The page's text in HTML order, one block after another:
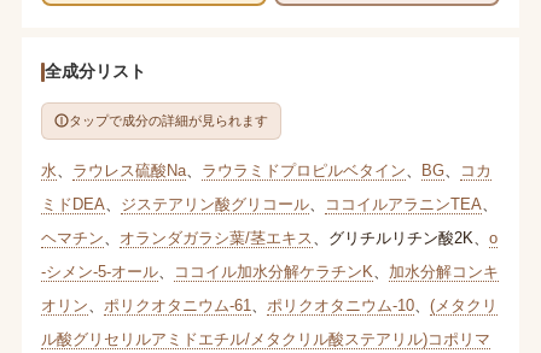
全成分リスト
タップで成分の詳細が見られます
水 ラウレス硫酸Na、 ラウラミドプロピルベタイン BG、
コカ
ミドDEA
ジステアリン酸グリコール、 ココイルアラニンTEA
ヘマチン
オランダガラシ葉/茎エキス グリチルリチン酸2K
o
-シメン-5-オール、 ココイル加水分解ケラチンK
加水分解コンキ
オリン
ポリクオタニウム-61 ポリクオタニウム-10、 (メタクリ
ル酸グリセリルアミドエチル/メタクリル酸ステアリル)コポリマ